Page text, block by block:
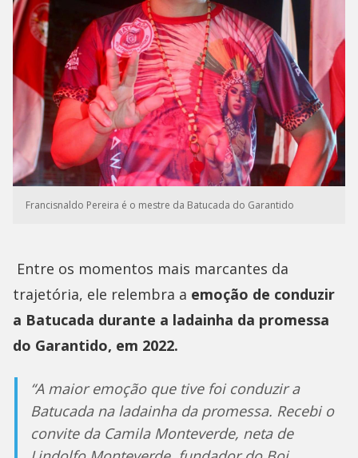
Francisnaldo Pereira é o mestre da Batucada do Garantido
Entre os momentos mais marcantes da
trajetória, ele relembra a emoção de conduzir
a Batucada durante a ladainha da promessa
do Garantido, em 2022.
“A maior emoção que tive foi conduzir a
Batucada na ladainha da promessa. Recebi o
convite da Camila Monteverde, neta de